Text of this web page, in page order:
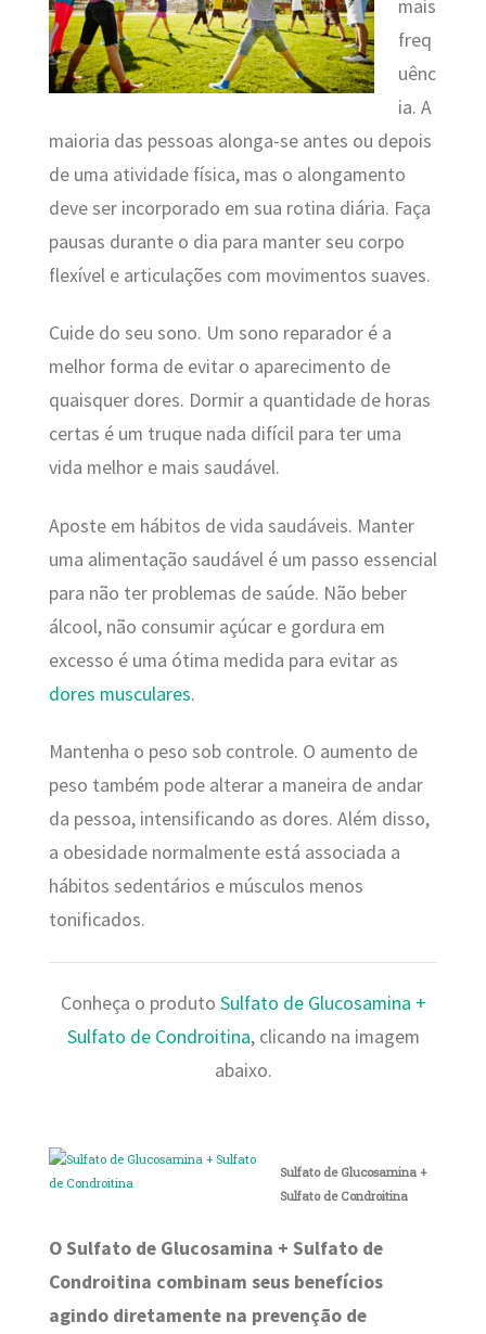
mais
freq
uênc
ia. A
maioria das pessoas alonga-se antes ou depois
de uma atividade física, mas o alongamento
deve ser incorporado em sua rotina diária. Faça
pausas durante o dia para manter seu corpo
flexível e articulações com movimentos suaves.
Cuide do seu sono. Um sono reparador é a
melhor forma de evitar o aparecimento de
quaisquer dores. Dormir a quantidade de horas
certas é um truque nada difícil para ter uma
vida melhor e mais saudável.
Aposte em hábitos de vida saudáveis. Manter
uma alimentação saudável é um passo essencial
para não ter problemas de saúde. Não beber
álcool, não consumir açúcar e gordura em
excesso é uma ótima medida para evitar as
dores musculares.
Mantenha o peso sob controle. O aumento de
peso também pode alterar a maneira de andar
da pessoa, intensificando as dores. Além disso,
a obesidade normalmente está associada a
hábitos sedentários e músculos menos
tonificados.
Conheça o produto Sulfato de Glucosamina +
Sulfato de Condroitina, clicando na imagem
abaixo.
Sulfato de Glucosamina +
Sulfato de Condroitina
O Sulfato de Glucosamina + Sulfato de
Condroitina combinam seus benefícios
agindo diretamente na prevenção de